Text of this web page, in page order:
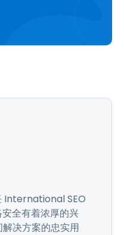
International SEO
全有着浓厚的兴
决方案的忠实用